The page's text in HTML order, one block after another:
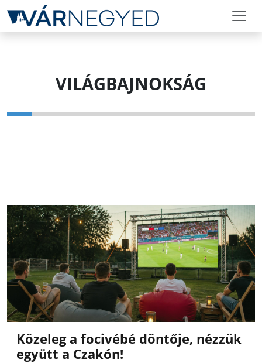
VILÁGBAJNOKSÁG
Közeleg a focivébé döntője, nézzük
együtt a Czakón!